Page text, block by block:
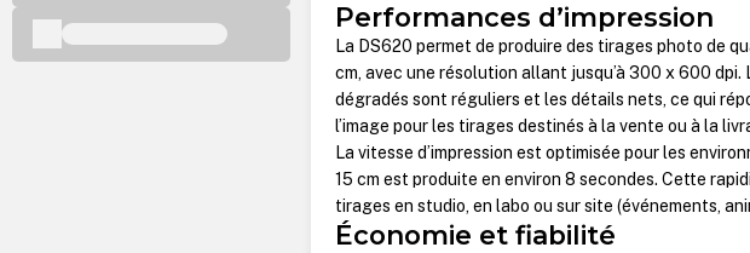
Performances d’impression
La DS620 permet de produire des tirages photo de
cm, avec une résolution allant jusqu’à 300 x 600
dégradés sont réguliers et les détails nets, ce qui
l’image pour les tirages destinés à la vente ou à la
La vitesse d’impression est optimisée pour les
15 cm est produite en environ 8 secondes. Cette
tirages en studio, en labo ou sur site (événements,
Économie et fiabilité